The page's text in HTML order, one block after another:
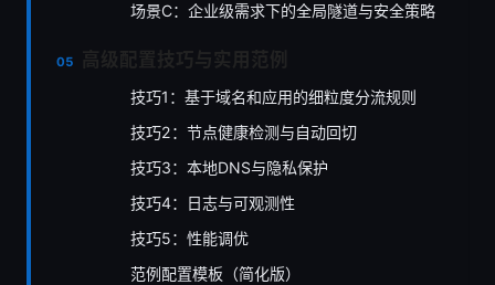
场景C：企业级需求下的全局隧道与安全策略
技巧1：基于域名和应用的细粒度分流规则
技巧2：节点健康检测与自动回切
技巧3：本地DNS与隐私保护
技巧4：日志与可观测性
技巧5：性能调优
范例配置模板（简化版）